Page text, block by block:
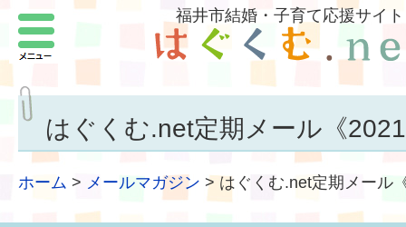
福井市結婚・子育て応援サイト
はぐくむ.net定期メール《
ホーム > メールマガジン > はぐくむ.net定期メール
メニュー
結婚したい
子どもがほしい